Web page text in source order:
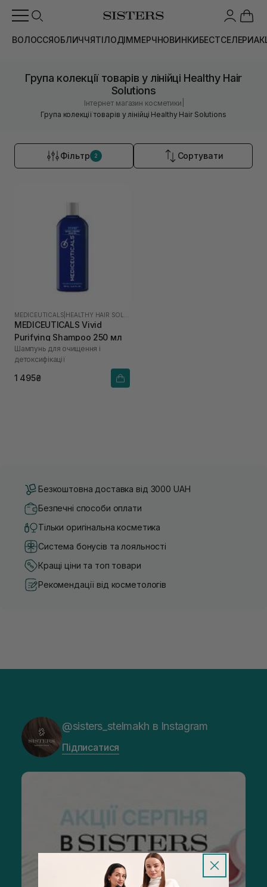
ВОЛОССЯОБЛИЧЧЯТІЛОДІММЕРЧНОВИНКИБЕСТСЕЛЕРИ
Група колекції товарів у лінійці Healthy Hair
Solutions
Інтернет магазин косметики
Група колекції товарів у лінійці Healthy Hair Solutions
Фільтр 2 Сортувати
MEDICEUTICALS
MEDICEUTICALS Vivid
Purifying Shampoo 250 мл
Шампунь для очищення і
детоксифікації
1 495₴
Безкоштовна доставка від 3000 UAH
Безпечні способи оплати
Тільки оригінальна косметика
Система бонусів та лояльності
Кращі ціни та топ товари
Рекомендації від косметологів
@sisters_stelmakh в Instagram
Підписатися